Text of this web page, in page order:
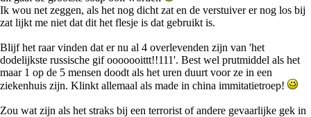
Ik wou net zeggen, als het nog dicht zat en de verstuiver er nog los bij
zat lijkt me niet dat dit het flesje is dat gebruikt is.
Blijf het raar vinden dat er nu al 4 overlevenden zijn van 'het
dodelijkste russische gif ooooooittt!!111'. Best wel prutmiddel als het
maar 1 op de 5 mensen doodt als het uren duurt voor ze in een
ziekenhuis zijn. Klinkt allemaal als made in china immitatietroep!
Zou wat zijn als het straks bij een terrorist of andere gevaarlijke gek in